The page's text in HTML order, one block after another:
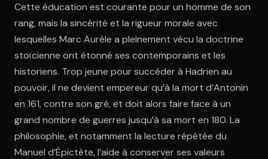
Ouvre l'app Appareil photo, pointe sur le code. C'est gratuit à
Cette éducation est courante pour un homme de son
rang, mais la sincérité et la rigueur morale avec
lesquelles Marc Aurèle a pleinement vécu la doctrine
stoïcienne ont étonné ses contemporains et les
historiens. Trop jeune pour succéder à Hadrien au
pouvoir, il ne devient empereur qu’à la mort d’Antonin
en 161, contre son gré, et doit alors faire face à un
grand nombre de guerres jusqu’à sa mort en 180. La
philosophie, et notamment la lecture répétée du
Manuel d’Épictète, l’aide à conserver ses valeurs